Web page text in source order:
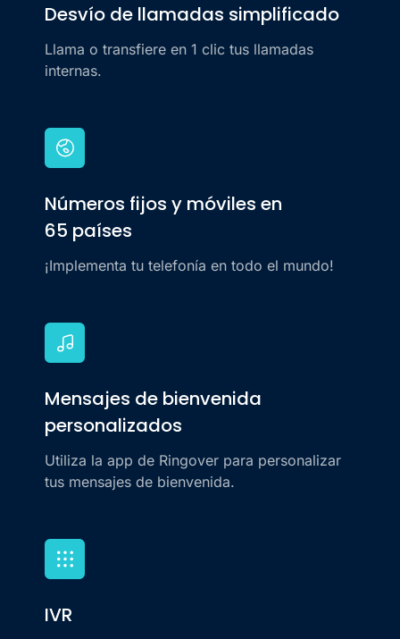
Desvío de llamadas simplificado
Llama o transfiere en 1 clic tus llamadas
internas.
Números fijos y móviles en
65 países
¡Implementa tu telefonía en todo el mundo!
Mensajes de bienvenida
personalizados
Utiliza la app de Ringover para personalizar
tus mensajes de bienvenida.
IVR